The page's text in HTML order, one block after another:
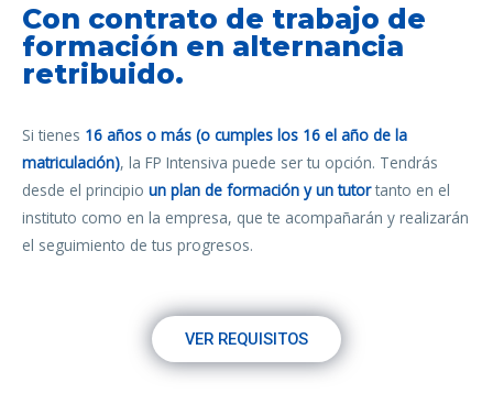
Con contrato de trabajo de
formación en alternancia
retribuido.
Si tienes 16 años o más (o cumples los 16 el año de la
matriculación), la FP Intensiva puede ser tu opción. Tendrás
desde el principio un plan de formación y un tutortanto en el
instituto como en la empresa, que te acompañarán y realizarán
el seguimiento de tus progresos.
VER REQUISITOS